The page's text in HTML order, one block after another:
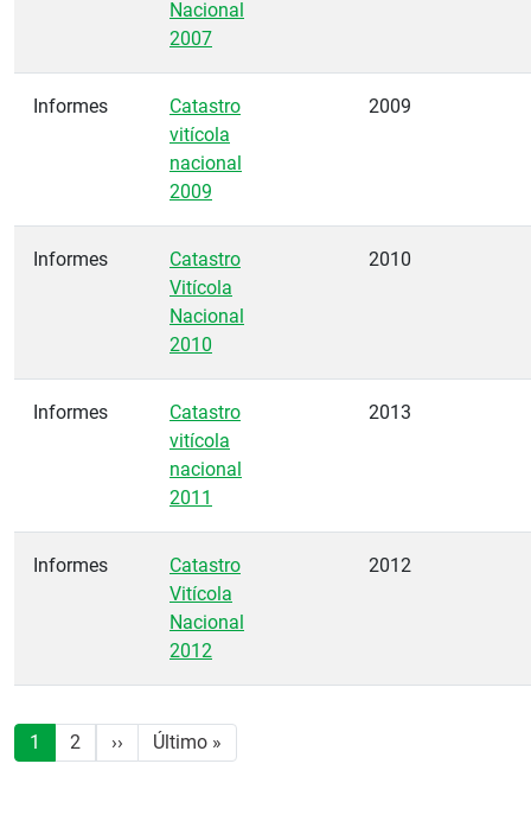
Nacional
2007
Informes
Catastro
vitícola
nacional
2009
2009
Informes
Catastro
Vitícola
Nacional
2010
2010
Informes
Catastro
vitícola
nacional
2011
2013
Informes
Catastro
Vitícola
Nacional
2012
2012
Paginación
1 2 ›› Siguiente página
Último »